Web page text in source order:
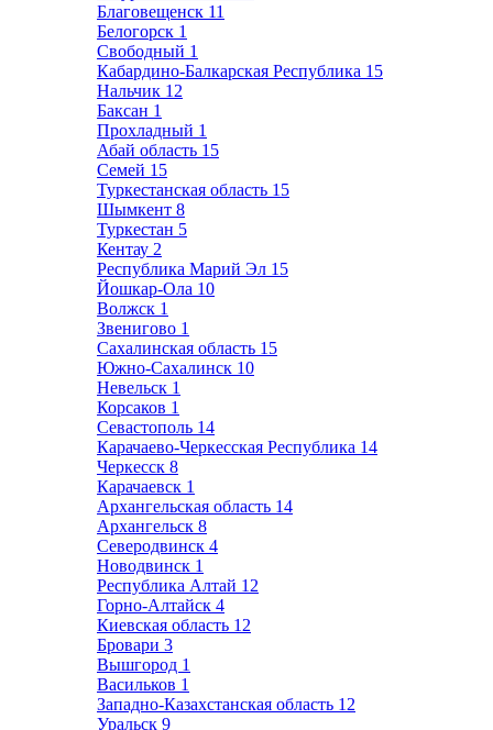
Благовещенск 11
Белогорск 1
Свободный 1
Кабардино-Балкарская Республика 15
Нальчик 12
Баксан 1
Прохладный 1
Абай область 15
Семей 15
Туркестанская область 15
Шымкент 8
Туркестан 5
Кентау 2
Республика Марий Эл 15
Йошкар-Ола 10
Волжск 1
Звенигово 1
Сахалинская область 15
Южно-Сахалинск 10
Невельск 1
Корсаков 1
Севастополь 14
Карачаево-Черкесская Республика 14
Черкесск 8
Карачаевск 1
Архангельская область 14
Архангельск 8
Северодвинск 4
Новодвинск 1
Республика Алтай 12
Горно-Алтайск 4
Киевская область 12
Бровари 3
Вышгород 1
Васильков 1
Западно-Казахстанская область 12
Уральск 9